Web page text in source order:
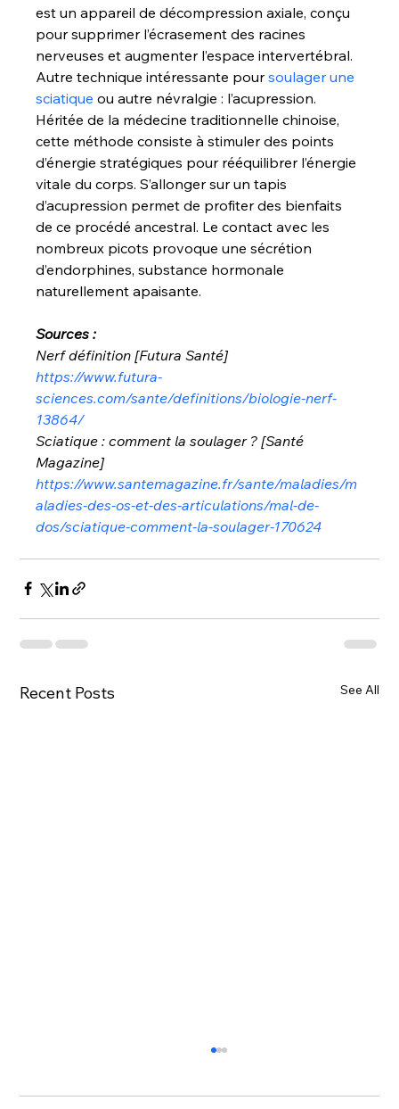
est un appareil de décompression axiale, conçu
pour supprimer l’écrasement des racines
nerveuses et augmenter l’espace intervertébral.
Autre technique intéressante pour soulager une
sciatique ou autre névralgie : l’acupression.
Héritée de la médecine traditionnelle chinoise,
cette méthode consiste à stimuler des points
d’énergie stratégiques pour rééquilibrer l’énergie
vitale du corps. S’allonger sur un tapis
d’acupression permet de profiter des bienfaits
de ce procédé ancestral. Le contact avec les
nombreux picots provoque une sécrétion
d’endorphines, substance hormonale
naturellement apaisante.
Sources :
Nerf définition [Futura Santé]
https://www.futura-
sciences.com/sante/definitions/biologie-nerf-
13864/
Sciatique : comment la soulager ? [Santé
Magazine]
https://www.santemagazine.fr/sante/maladies/m
aladies-des-os-et-des-articulations/mal-de-
dos/sciatique-comment-la-soulager-170624
Recent Posts See All